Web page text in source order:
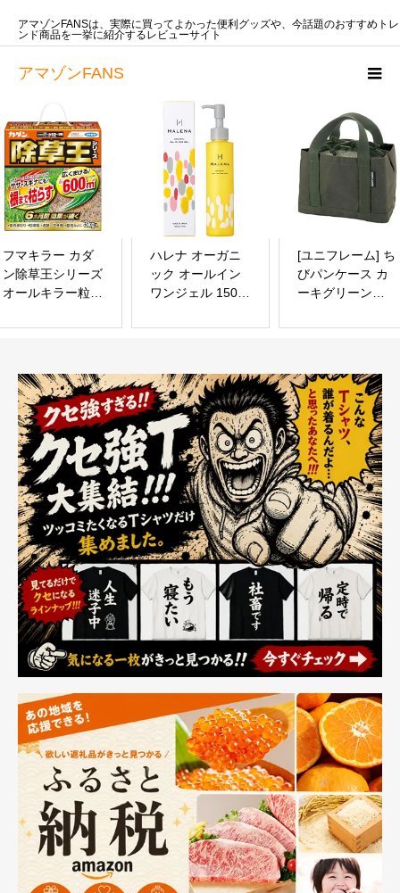
アマゾンFANS
アマゾンFANSは、実際に買ってよかった便利グッズや、今話題のおすすめトレ
ンド商品を一挙に紹介するレビューサイト
フマキラー カダ
ン除草王シリーズ
オールキラー粒剤
だけ 根まで枯ら
車場などに
ハレナ オーガニ
ック オールイン
ワンジェル 150ml
浸透型 ヒアルロ
用 オールインワ
ン スキンケア 化
粧水 乳液 美容液
[ユニフレーム] ち
びパンケース カ
ーキグリーン